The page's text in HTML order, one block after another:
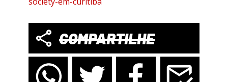
COMPARTILHE